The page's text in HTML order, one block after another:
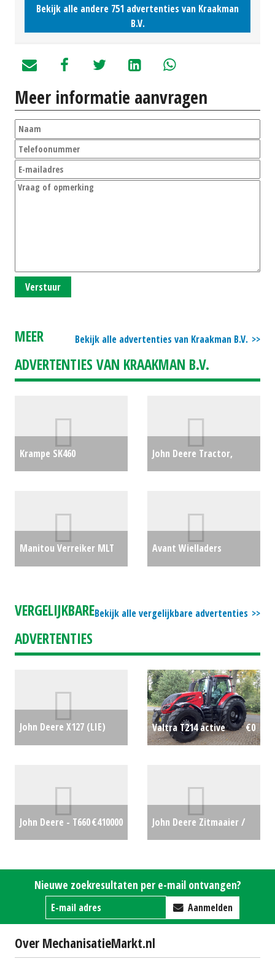
Bekijk alle andere 751 advertenties van Kraakman
B.V.
Meer informatie aanvragen
Verstuur
Bekijk alle advertenties van Kraakman B.V.
MEER
ADVERTENTIES VAN KRAAKMAN B.V.
Krampe SK460
John Deere Tractor,
Manitou Verreiker MLT
Avant Wielladers
Bekijk alle vergelijkbare advertenties
VERGELIJKBARE
ADVERTENTIES
John Deere X127 (LIE)
Valtra T214 active €0
John Deere - T660€410000
John Deere Zitmaaier /
#24029
€5776
Nieuwe zoekresultaten per e-mail ontvangen?
Aanmelden
Over MechanisatieMarkt.nl